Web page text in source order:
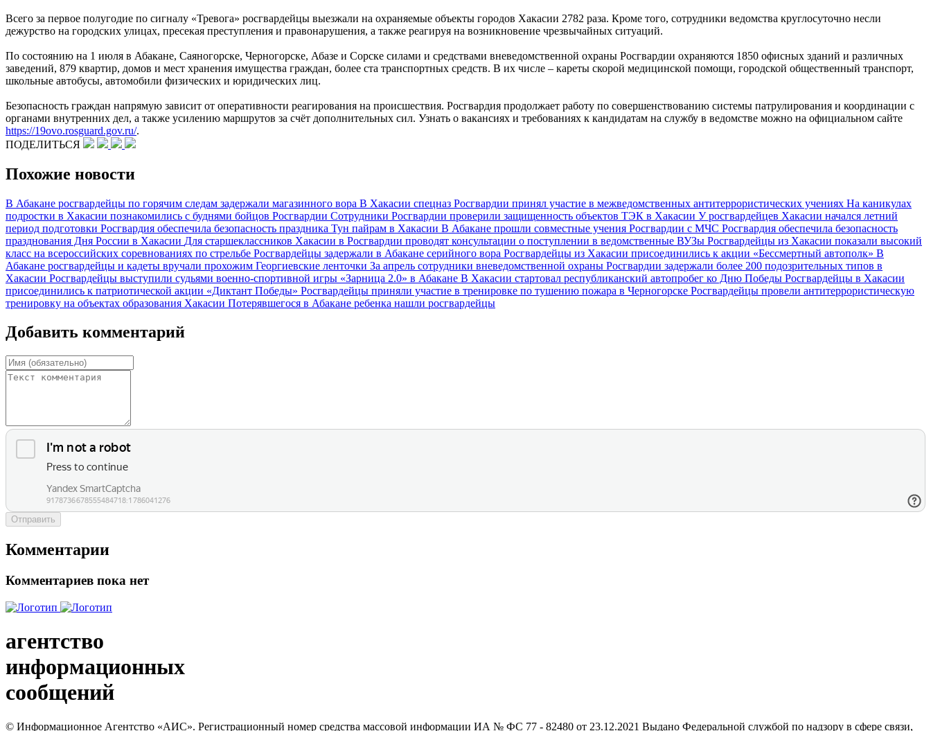
Всего за первое полугодие по сигналу «Тревога» росгвардейцы выезжали на охраняемые объекты городов Хакасии 2782 раза. Кроме того, сотрудники ведомства круглосуточно несли
дежурство на городских улицах, пресекая преступления и правонарушения, а также реагируя на возникновение чрезвычайных ситуаций.
По состоянию на 1 июля в Абакане, Саяногорске, Черногорске, Абазе и Сорске силами и средствами вневедомственной охраны Росгвардии охраняются 1850 офисных зданий и различных
заведений, 879 квартир, домов и мест хранения имущества граждан, более ста транспортных средств. В их числе – кареты скорой медицинской помощи, городской общественный транспорт,
школьные автобусы, автомобили физических и юридических лиц.
Безопасность граждан напрямую зависит от оперативности реагирования на происшествия. Росгвардия продолжает работу по совершенствованию системы патрулирования и координации с
органами внутренних дел, а также усилению маршрутов за счёт дополнительных сил. Узнать о вакансиях и требованиях к кандидатам на службу в ведомстве можно на официальном сайте
https://19ovo.rosguard.gov.ru/.
ПОДЕЛИТЬСЯ
Похожие новости
В Абакане росгвардейцы по горячим следам задержали магазинного вора В Хакасии спецназ Росгвардии принял участие в межведомственных антитеррористических учениях На каникулах
подростки в Хакасии познакомились с буднями бойцов Росгвардии Сотрудники Росгвардии проверили защищенность объектов ТЭК в Хакасии У росгвардейцев Хакасии начался летний
период подготовки Росгвардия обеспечила безопасность праздника Тун пайрам в Хакасии В Абакане прошли совместные учения Росгвардии с МЧС Росгвардия обеспечила безопасность
празднования Дня России в Хакасии Для старшеклассников Хакасии в Росгвардии проводят консультации о поступлении в ведомственные ВУЗы Росгвардейцы из Хакасии показали высокий
класс на всероссийских соревнованиях по стрельбе Росгвардейцы задержали в Абакане серийного вора Росгвардейцы из Хакасии присоединились к акции «Бессмертный автополк» В
Абакане росгвардейцы и кадеты вручали прохожим Георгиевские ленточки За апрель сотрудники вневедомственной охраны Росгвардии задержали более 200 подозрительных типов в
Хакасии Росгвардейцы выступили судьями военно-спортивной игры «Зарница 2.0» в Абакане В Хакасии стартовал республиканский автопробег ко Дню Победы Росгвардейцы в Хакасии
присоединились к патриотической акции «Диктант Победы» Росгвардейцы приняли участие в тренировке по тушению пожара в Черногорске Росгвардейцы провели антитеррористическую
тренировку на объектах образования Хакасии Потерявшегося в Абакане ребенка нашли росгвардейцы
Добавить комментарий
Отправить
Комментарии
Комментариев пока нет
агентство
информационных
сообщений
© Информационное Агентство «АИС». Регистрационный номер средства массовой информации ИА № ФС 77 - 82480 от 23.12.2021 Выдано Федеральной службой по надзору в сфере связи,